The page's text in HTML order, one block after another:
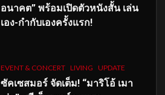
อนาคต” พร้อมเปิดตัวหนังสั้น เล่น
เอง-กำกับเองครั้งแรก!
EVENT & CONCERT LIVING UPDATE
ซัคเซสมอร์ จัดเต็ม! “มาริโอ้ เมา